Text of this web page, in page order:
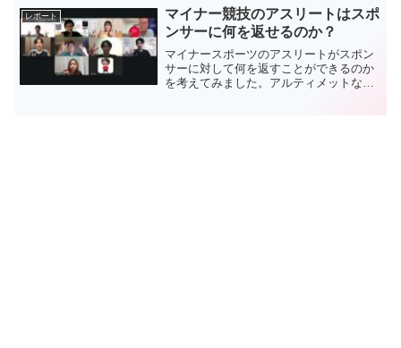
レポート
マイナー競技のアスリートはスポ
ンサーに何を返せるのか？
マイナースポーツのアスリートがスポン
サーに対して何を返すことができるのか
を考えてみました。アルティメットなら